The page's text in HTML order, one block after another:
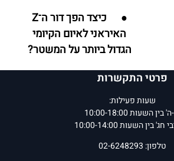
● כיצד הפך דור ה־Z
האיראני לאיום הקיומי
הגדול ביותר על המשטר?
● מה יעלה בגורלו של
האיראני ייכרת?
פרטי התקשרות
שעות פעילות:
בין השעות 10:00-18:00
חג' בין השעות 10:00-14:00
טלפון: 02-6248293